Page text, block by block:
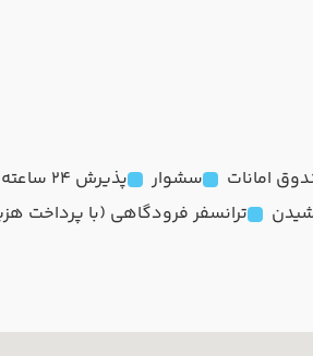
امانات سشوار پذیرش 24 ساعته
ترانسفر فرودگاهی (با پرداخت